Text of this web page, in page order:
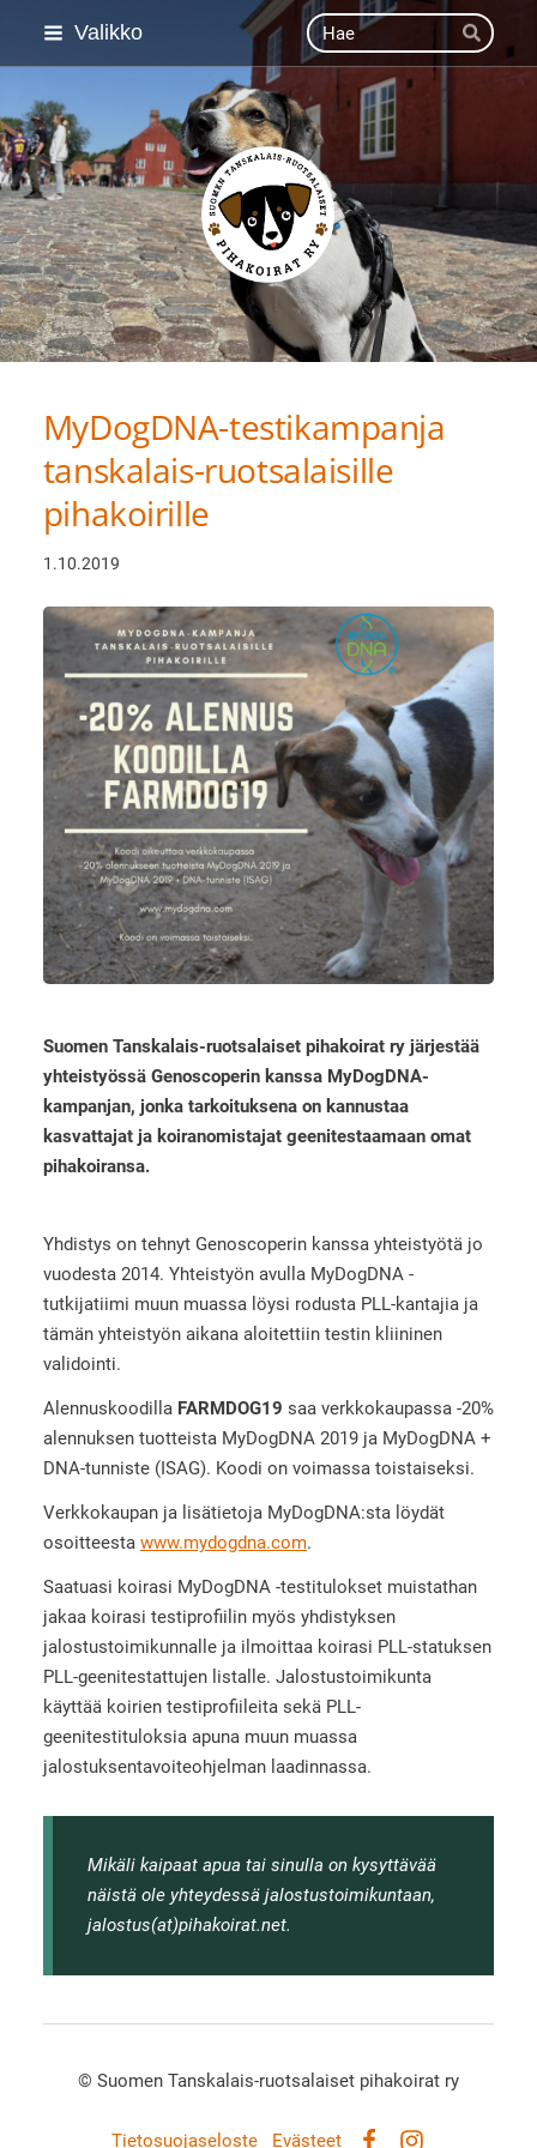
Siirry
Valikko Haku
Hae
Suomen Tanskalais-
MyDogDNA-testikampanja
tanskalais-ruotsalaisille
pihakoirille
1.10.2019
Suomen Tanskalais-ruotsalaiset pihakoirat ry järjestää
yhteistyössä Genoscoperin kanssa MyDogDNA-
kampanjan, jonka tarkoituksena on kannustaa
kasvattajat ja koiranomistajat geenitestaamaan omat
pihakoiransa.
Yhdistys on tehnyt Genoscoperin kanssa yhteistyötä jo
vuodesta 2014. Yhteistyön avulla MyDogDNA -
tutkijatiimi muun muassa löysi rodusta PLL-kantajia ja
tämän yhteistyön aikana aloitettiin testin kliininen
validointi.
Alennuskoodilla FARMDOG19 saa verkkokaupassa -20%
alennuksen tuotteista MyDogDNA 2019 ja MyDogDNA +
DNA-tunniste (ISAG). Koodi on voimassa toistaiseksi.
Verkkokaupan ja lisätietoja MyDogDNA:sta löydät
osoitteesta www.mydogdna.com.
Saatuasi koirasi MyDogDNA -testitulokset muistathan
jakaa koirasi testiprofiilin myös yhdistyksen
jalostustoimikunnalle ja ilmoittaa koirasi PLL-statuksen
PLL-geenitestattujen listalle. Jalostustoimikunta
käyttää koirien testiprofiileita sekä PLL-
geenitestituloksia apuna muun muassa
jalostuksentavoiteohjelman laadinnassa.
Mikäli kaipaat apua tai sinulla on kysyttävää
näistä ole yhteydessä jalostustoimikuntaan,
jalostus(at)pihakoirat.net.
© Suomen Tanskalais-ruotsalaiset pihakoirat ry
Tietosuojaseloste Evästeet